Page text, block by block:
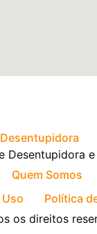
Desentupidora e
Quem Somos
Política
os direitos